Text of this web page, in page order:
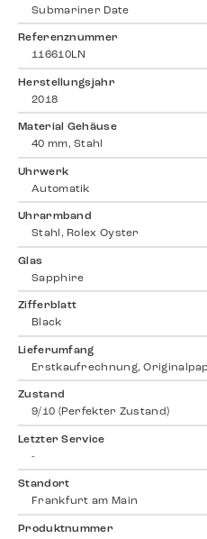
Submariner Date
Referenznummer
116610LN
Herstellungsjahr
2018
Material Gehäuse
40 mm, Stahl
Uhrwerk
Automatik
Uhrarmband
Stahl, Rolex Oyster
Glas
Sapphire
Zifferblatt
Black
Lieferumfang
Erstkaufrechnung,
Zustand
9/10 (Perfekter Zustand)
Letzter Service
-
Standort
Frankfurt am Main
Produktnummer